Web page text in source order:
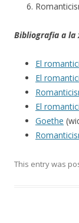
Bibliografia a la
El
El
El
Goethe
This entry was